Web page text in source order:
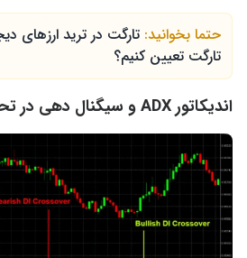
حتما بخوانید: تارگت در ترید ارزهای
تارگت تعیین کنیم؟
اندیکاتورADXو سیگنال دهی در